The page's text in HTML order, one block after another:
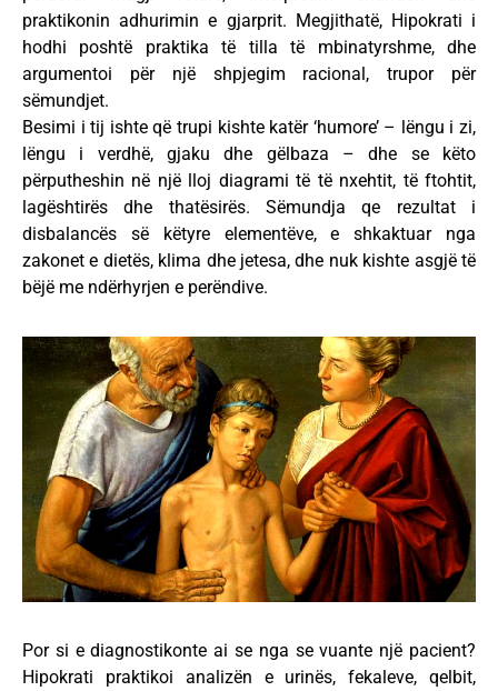
praktikonin adhurimin e gjarprit. Megjithatë, Hipokrati i
hodhi poshtë praktika të tilla të mbinatyrshme, dhe
argumentoi për një shpjegim racional, trupor për
sëmundjet.
Besimi i tij ishte që trupi kishte katër ‘humore’ – lëngu i zi,
lëngu i verdhë, gjaku dhe gëlbaza – dhe se këto
përputheshin në një lloj diagrami të të nxehtit, të ftohtit,
lagështirës dhe thatësirës. Sëmundja qe rezultat i
disbalancës së këtyre elementëve, e shkaktuar nga
zakonet e dietës, klima dhe jetesa, dhe nuk kishte asgjë të
bëjë me ndërhyrjen e perëndive.
Por si e diagnostikonte ai se nga se vuante një pacient?
Hipokrati praktikoi analizën e urinës, fekaleve, qelbit,